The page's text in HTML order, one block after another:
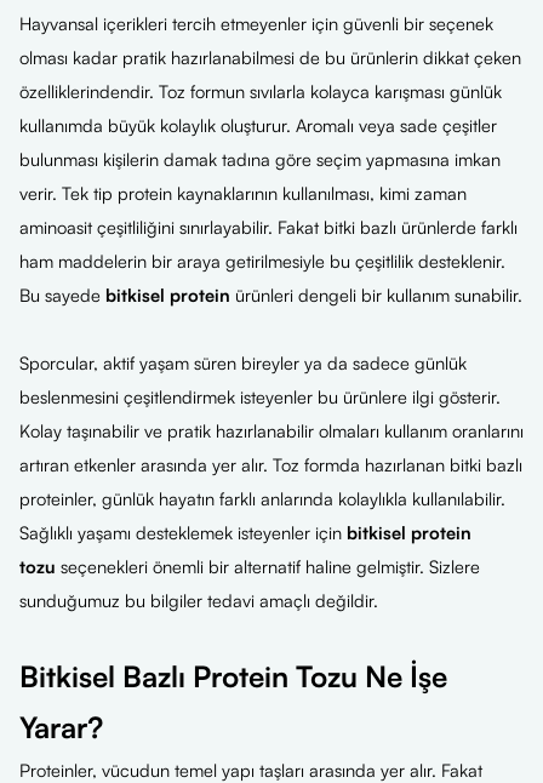
Hayvansal içerikleri tercih etmeyenler için güvenli bir seçenek
olması kadar pratik hazırlanabilmesi de bu ürünlerin dikkat çeken
özelliklerindendir. Toz formun sıvılarla kolayca karışması günlük
kullanımda büyük kolaylık oluşturur. Aromalı veya sade çeşitler
bulunması kişilerin damak tadına göre seçim yapmasına imkan
verir. Tek tip protein kaynaklarının kullanılması, kimi zaman
aminoasit çeşitliliğini sınırlayabilir. Fakat bitki bazlı ürünlerde farklı
ham maddelerin bir araya getirilmesiyle bu çeşitlilik desteklenir.
Bu sayede bitkisel protein ürünleri dengeli bir kullanım sunabilir.
Sporcular, aktif yaşam süren bireyler ya da sadece günlük
beslenmesini çeşitlendirmek isteyenler bu ürünlere ilgi gösterir.
Kolay taşınabilir ve pratik hazırlanabilir olmaları kullanım oranlarını
artıran etkenler arasında yer alır. Toz formda hazırlanan bitki bazlı
proteinler, günlük hayatın farklı anlarında kolaylıkla kullanılabilir.
Sağlıklı yaşamı desteklemek isteyenler için bitkisel protein
tozu seçenekleri önemli bir alternatif haline gelmiştir. Sizlere
sunduğumuz bu bilgiler tedavi amaçlı değildir.
Bitkisel Bazlı Protein Tozu Ne İşe
Yarar?
Proteinler, vücudun temel yapı taşları arasında yer alır. Fakat